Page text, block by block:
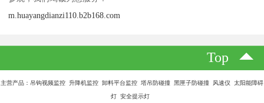
m.huayangdianzi110.b2b168.com
Top
主营产品：吊钩视频监控 升降机监控 卸料平台监控 塔吊防碰撞 黑匣子防碰撞 风速仪 太阳能障碍
灯 安全提示灯